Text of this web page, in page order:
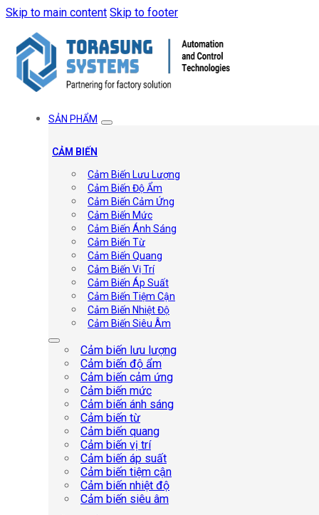
Skip to main content Skip to footer
SẢN PHẨM
CẢM BIẾN
Cảm Biến Lưu Lượng
Cảm Biến Độ Ẩm
Cảm Biến Cảm Ứng
Cảm Biến Mức
Cảm Biến Ánh Sáng
Cảm Biến Từ
Cảm Biến Quang
Cảm Biến Vị Trí
Cảm Biến Áp Suất
Cảm Biến Tiệm Cận
Cảm Biến Nhiệt Độ
Cảm Biến Siêu Âm
Cảm biến lưu lượng
Cảm biến độ ẩm
Cảm biến cảm ứng
Cảm biến mức
Cảm biến ánh sáng
Cảm biến từ
Cảm biến quang
Cảm biến vị trí
Cảm biến áp suất
Cảm biến tiệm cận
Cảm biến nhiệt độ
Cảm biến siêu âm